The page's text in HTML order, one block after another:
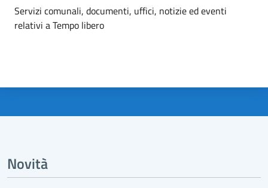
Dettagli dell'argomento
Servizi comunali, documenti, uffici, notizie ed eventi
relativi a Tempo libero
Novità